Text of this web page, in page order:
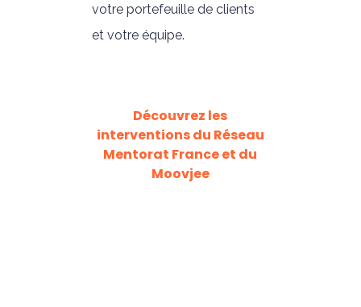
votre portefeuille de clients
et votre équipe.
Découvrez les
interventions du Réseau
Mentorat France et du
Moovjee